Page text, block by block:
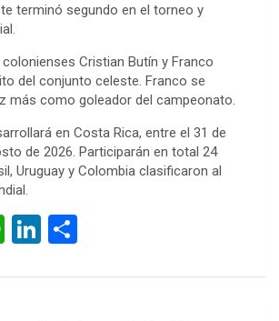
terminó segundo en el torneo y
Cristian Butín y Franco
del conjunto celeste. Franco se
más como goleador del campeonato.
en Costa Rica, entre el 31 de
de 2026. Participarán en total 24
Uruguay y Colombia clasificaron al
W
at
Li
ke m